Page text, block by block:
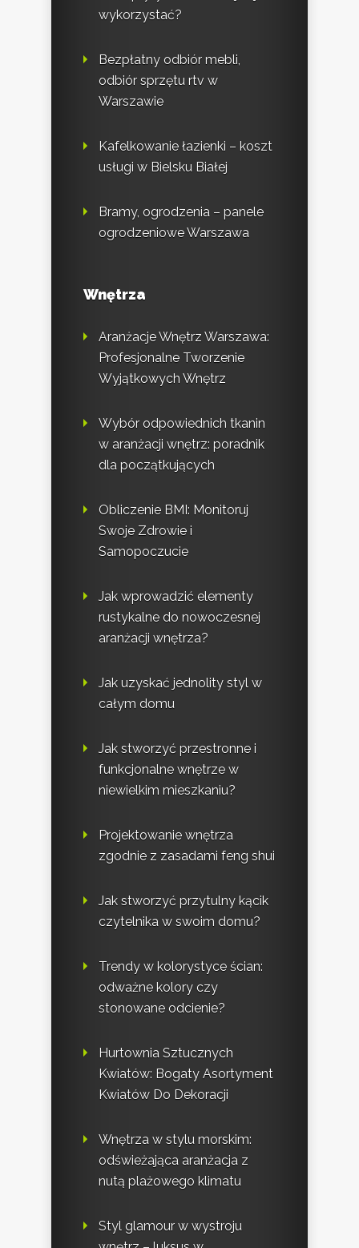
wykorzystać?
Bezpłatny odbiór mebli,
odbiór sprzętu rtv w
Warszawie
Kafelkowanie łazienki – koszt
usługi w Bielsku Białej
Bramy, ogrodzenia – panele
ogrodzeniowe Warszawa
Wnętrza
Aranżacje Wnętrz Warszawa:
Profesjonalne Tworzenie
Wyjątkowych Wnętrz
Wybór odpowiednich tkanin
w aranżacji wnętrz: poradnik
dla początkujących
Obliczenie BMI: Monitoruj
Swoje Zdrowie i
Samopoczucie
Jak wprowadzić elementy
rustykalne do nowoczesnej
aranżacji wnętrza?
Jak uzyskać jednolity styl w
całym domu
Jak stworzyć przestronne i
funkcjonalne wnętrze w
niewielkim mieszkaniu?
Projektowanie wnętrza
zgodnie z zasadami feng shui
Jak stworzyć przytulny kącik
czytelnika w swoim domu?
Trendy w kolorystyce ścian:
odważne kolory czy
stonowane odcienie?
Hurtownia Sztucznych
Kwiatów: Bogaty Asortyment
Kwiatów Do Dekoracji
Wnętrza w stylu morskim:
odświeżająca aranżacja z
nutą plażowego klimatu
Styl glamour w wystroju